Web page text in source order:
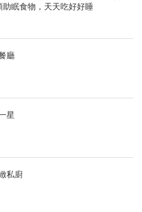
眠食物，天天吃好好睡
廳
星
私廚